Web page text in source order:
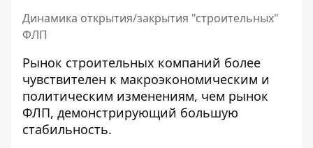
Динамика открытия/закрытия "строительных"
ФЛП
Рынок строительных компаний более
чувствителен к макроэкономическим и
политическим изменениям, чем рынок
ФЛП, демонстрирующий большую
стабильность.